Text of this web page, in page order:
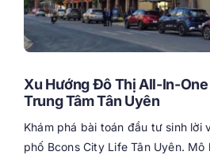
Xu Hướng Đô Thị All-In-One
Trung Tâm Tân Uyên
Khám phá bài toán đầu tư sinh lời
phố Bcons City Life Tân Uyên.